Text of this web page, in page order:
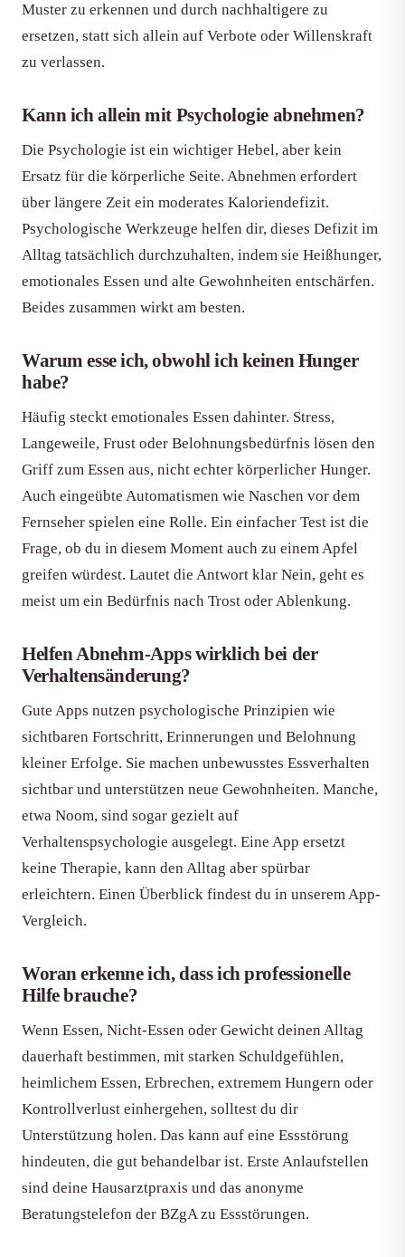
Muster zu erkennen und durch nachhaltigere zu
ersetzen, statt sich allein auf Verbote oder Willenskraft
zu verlassen.
Kann ich allein mit Psychologie abnehmen?
Die Psychologie ist ein wichtiger Hebel, aber kein
Ersatz für die körperliche Seite. Abnehmen erfordert
über längere Zeit ein moderates Kaloriendefizit.
Psychologische Werkzeuge helfen dir, dieses Defizit im
Alltag tatsächlich durchzuhalten, indem sie Heißhunger,
emotionales Essen und alte Gewohnheiten entschärfen.
Beides zusammen wirkt am besten.
Warum esse ich, obwohl ich keinen Hunger
habe?
Häufig steckt emotionales Essen dahinter. Stress,
Langeweile, Frust oder Belohnungsbedürfnis lösen den
Griff zum Essen aus, nicht echter körperlicher Hunger.
Auch eingeübte Automatismen wie Naschen vor dem
Fernseher spielen eine Rolle. Ein einfacher Test ist die
Frage, ob du in diesem Moment auch zu einem Apfel
greifen würdest. Lautet die Antwort klar Nein, geht es
meist um ein Bedürfnis nach Trost oder Ablenkung.
Helfen Abnehm-Apps wirklich bei der
Verhaltensänderung?
Gute Apps nutzen psychologische Prinzipien wie
sichtbaren Fortschritt, Erinnerungen und Belohnung
kleiner Erfolge. Sie machen unbewusstes Essverhalten
sichtbar und unterstützen neue Gewohnheiten. Manche,
etwa Noom, sind sogar gezielt auf
Verhaltenspsychologie ausgelegt. Eine App ersetzt
keine Therapie, kann den Alltag aber spürbar
erleichtern. Einen Überblick findest du in unserem App-
Vergleich.
Woran erkenne ich, dass ich professionelle
Hilfe brauche?
Wenn Essen, Nicht-Essen oder Gewicht deinen Alltag
dauerhaft bestimmen, mit starken Schuldgefühlen,
heimlichem Essen, Erbrechen, extremem Hungern oder
Kontrollverlust einhergehen, solltest du dir
Unterstützung holen. Das kann auf eine Essstörung
hindeuten, die gut behandelbar ist. Erste Anlaufstellen
sind deine Hausarztpraxis und das anonyme
Beratungstelefon der BZgA zu Essstörungen.